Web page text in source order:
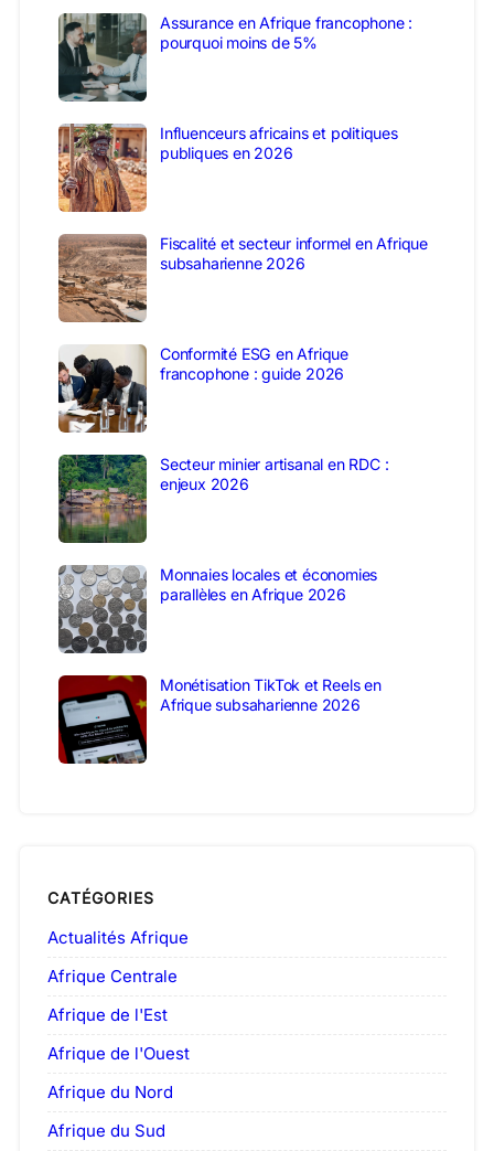
Assurance en Afrique francophone :
pourquoi moins de 5%
Influenceurs africains et politiques
publiques en 2026
Fiscalité et secteur informel en Afrique
subsaharienne 2026
Conformité ESG en Afrique
francophone : guide 2026
Secteur minier artisanal en RDC :
enjeux 2026
Monnaies locales et économies
parallèles en Afrique 2026
Monétisation TikTok et Reels en
Afrique subsaharienne 2026
CATÉGORIES
Actualités Afrique
Afrique Centrale
Afrique de l'Est
Afrique de l'Ouest
Afrique du Nord
Afrique du Sud